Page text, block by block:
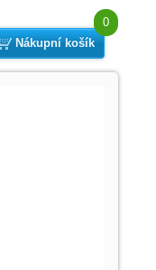
0
Nákupní košík